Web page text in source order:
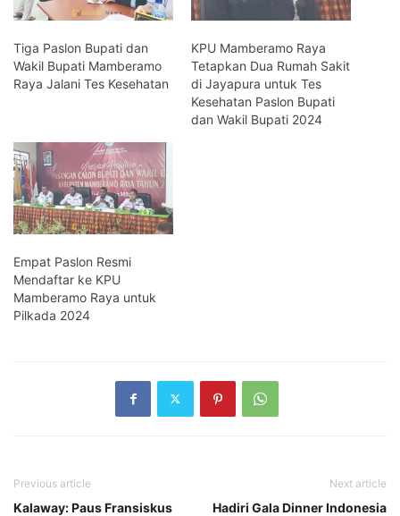
Tiga Paslon Bupati dan
Wakil Bupati Mamberamo
Raya Jalani Tes Kesehatan
KPU Mamberamo Raya
Tetapkan Dua Rumah Sakit
di Jayapura untuk Tes
Kesehatan Paslon Bupati
dan Wakil Bupati 2024
Empat Paslon Resmi
Mendaftar ke KPU
Mamberamo Raya untuk
Pilkada 2024
Previous article
Kalaway: Paus Fransiskus
Next article
Hadiri Gala Dinner Indonesia